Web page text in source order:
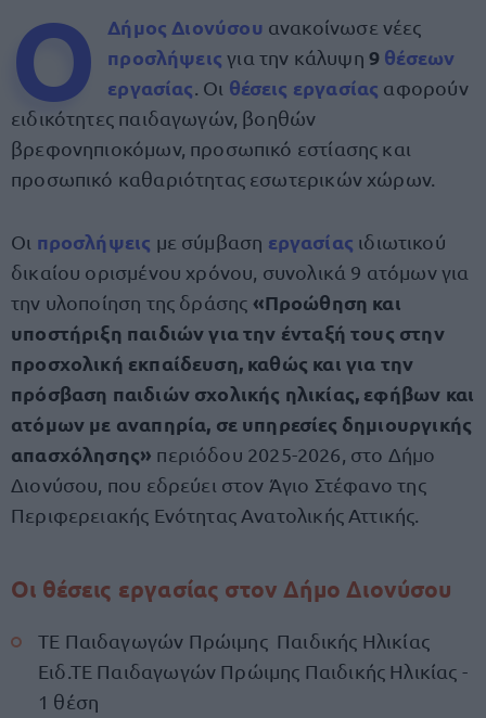
Ο Δήμος Διονύσου ανακοίνωσε νέες
προσλήψειςγια την κάλυψη 9 θέσεων
εργασίας . Οι θέσεις εργασίας αφορούν
ειδικότητες παιδαγωγών, βοηθών
βρεφονηπιοκόμων, προσωπικό εστίασης και
προσωπικό καθαριότητας εσωτερικών χώρων.
Οι προσλήψεις με σύμβαση εργασίας ιδιωτικού
δικαίου ορισμένου χρόνου, συνολικά 9 ατόμων για
την υλοποίηση της δράσης «Προώθηση και
υποστήριξη παιδιών για την ένταξή τους στην
προσχολική εκπαίδευση, καθώς και για την
πρόσβαση παιδιών σχολικής ηλικίας, εφήβων και
ατόμων με αναπηρία, σε υπηρεσίες δημιουργικής
απασχόλησης» περιόδου 2025-2026, στο Δήμο
Διονύσου, που εδρεύει στον Άγιο Στέφανο της
Περιφερειακής Ενότητας Ανατολικής Αττικής.
Οι θέσεις εργασίας στον Δήμο Διονύσου
ΤΕ Παιδαγωγών Πρώιμης Παιδικής Ηλικίας
Ειδ.ΤΕ Παιδαγωγών Πρώιμης Παιδικής Ηλικίας -
1 θέση